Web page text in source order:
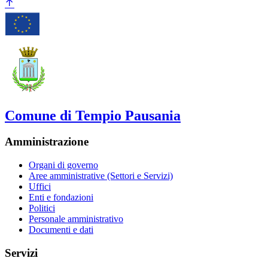
Comune di Tempio Pausania
Amministrazione
Organi di governo
Aree amministrative (Settori e Servizi)
Uffici
Enti e fondazioni
Politici
Personale amministrativo
Documenti e dati
Servizi